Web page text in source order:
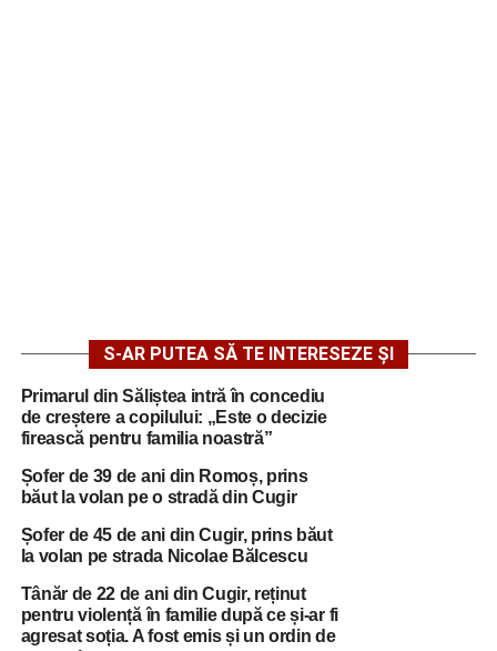
S-AR PUTEA SĂ TE INTERESEZE ȘI
Primarul din Săliștea intră în concediu
de creștere a copilului: „Este o decizie
firească pentru familia noastră”
Șofer de 39 de ani din Romoș, prins
băut la volan pe o stradă din Cugir
Șofer de 45 de ani din Cugir, prins băut
la volan pe strada Nicolae Bălcescu
Tânăr de 22 de ani din Cugir, reținut
pentru violență în familie după ce și-ar fi
agresat soția. A fost emis și un ordin de